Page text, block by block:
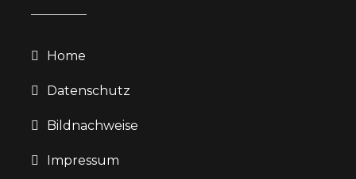
Home
Datenschutz
Bildnachweise
Impressum